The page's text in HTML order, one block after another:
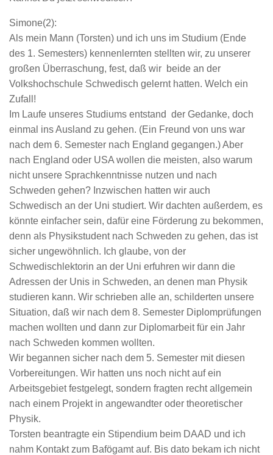
Simone(2):
Als mein Mann (Torsten) und ich uns im Studium (Ende
des 1. Semesters) kennenlernten stellten wir, zu unserer
großen Überraschung, fest, daß wir beide an der
Volkshochschule Schwedisch gelernt hatten. Welch ein
Zufall!
Im Laufe unseres Studiums entstand der Gedanke, doch
einmal ins Ausland zu gehen. (Ein Freund von uns war
nach dem 6. Semester nach England gegangen.) Aber
nach England oder USA wollen die meisten, also warum
nicht unsere Sprachkenntnisse nutzen und nach
Schweden gehen? Inzwischen hatten wir auch
Schwedisch an der Uni studiert. Wir dachten außerdem, es
könnte einfacher sein, dafür eine Förderung zu bekommen,
denn als Physikstudent nach Schweden zu gehen, das ist
sicher ungewöhnlich. Ich glaube, von der
Schwedischlektorin an der Uni erfuhren wir dann die
Adressen der Unis in Schweden, an denen man Physik
studieren kann. Wir schrieben alle an, schilderten unsere
Situation, daß wir nach dem 8. Semester Diplomprüfungen
machen wollten und dann zur Diplomarbeit für ein Jahr
nach Schweden kommen wollten.
Wir begannen sicher nach dem 5. Semester mit diesen
Vorbereitungen. Wir hatten uns noch nicht auf ein
Arbeitsgebiet festgelegt, sondern fragten recht allgemein
nach einem Projekt in angewandter oder theoretischer
Physik.
Torsten beantragte ein Stipendium beim DAAD und ich
nahm Kontakt zum Bafögamt auf. Bis dato bekam ich nicht